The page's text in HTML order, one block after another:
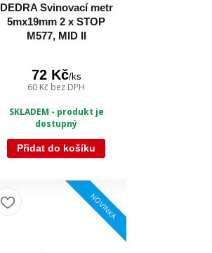
DEDRA Svinovací metr
5mx19mm 2 x STOP
M577, MID II
72 Kč/ks
60 Kč bez DPH
SKLADEM - produkt je
dostupný
Přidat do košíku
NOVINKA